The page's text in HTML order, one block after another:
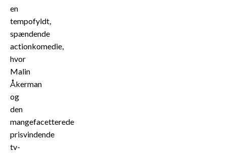
en
tempofyldt,
spændende
actionkomedie,
hvor
Malin
Åkerman
og
den
mangefacetterede
prisvindende
tv-